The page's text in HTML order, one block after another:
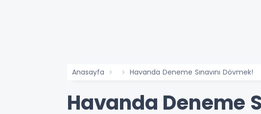
Anasayfa Havanda Deneme Sınavını Dövmek!
Havanda Deneme